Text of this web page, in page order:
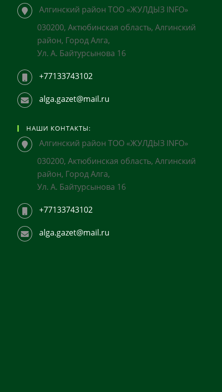
Алгинский район ТОО «ЖУЛДЫЗ INFO»
030200, Актюбинская область, Алгинский
район, Город Алга,
Ул. А. Байтурсынова 16
+77133743102
alga.gazet@mail.ru
НАШИ КОНТАКТЫ:
Алгинский район ТОО «ЖУЛДЫЗ INFO»
030200, Актюбинская область, Алгинский
район, Город Алга,
Ул. А. Байтурсынова 16
+77133743102
alga.gazet@mail.ru